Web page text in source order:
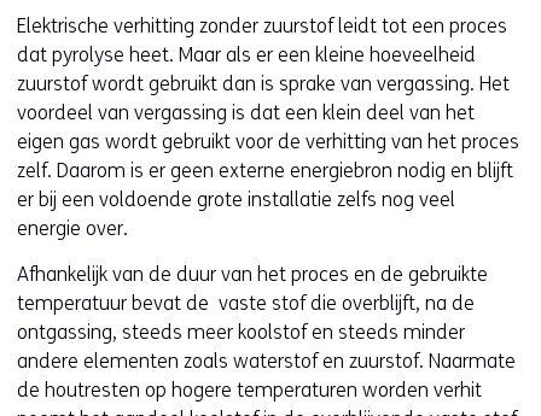
Elektrische verhitting zonder zuurstof leidt tot een proces
dat pyrolyse heet. Maar als er een kleine hoeveelheid
zuurstof wordt gebruikt dan is sprake van vergassing. Het
voordeel van vergassing is dat een klein deel van het
eigen gas wordt gebruikt voor de verhitting van het proces
zelf. Daarom is er geen externe energiebron nodig en blijft
er bij een voldoende grote installatie zelfs nog veel
energie over.
Afhankelijk van de duur van het proces en de gebruikte
temperatuur bevat de vaste stof die overblijft, na de
ontgassing, steeds meer koolstof en steeds minder
andere elementen zoals waterstof en zuurstof. Naarmate
de houtresten op hogere temperaturen worden verhit